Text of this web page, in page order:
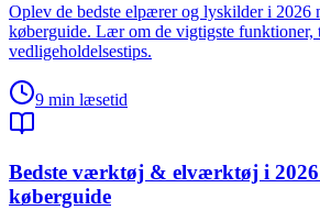
Oplev de bedste elpærer og lyskilder i 2026
køberguide. Lær om de vigtigste funktioner,
vedligeholdelsestips.
9 min læsetid
Bedste værktøj & elværktøj i
køberguide